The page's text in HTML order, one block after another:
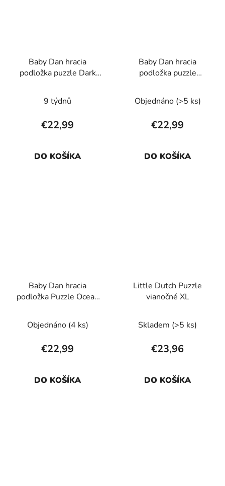
Baby Dan hracia
podložka puzzle Dark
9 týdnů
€22,99
DO KOŠÍKA
Baby Dan hracia
podložka puzzle
Objednáno (>5 ks)
€22,99
DO KOŠÍKA
Baby Dan hracia
podložka Puzzle Ocean
Objednáno (4 ks)
€22,99
DO KOŠÍKA
Little Dutch Puzzle
vianočné XL
Skladem (>5 ks)
€23,96
DO KOŠÍKA